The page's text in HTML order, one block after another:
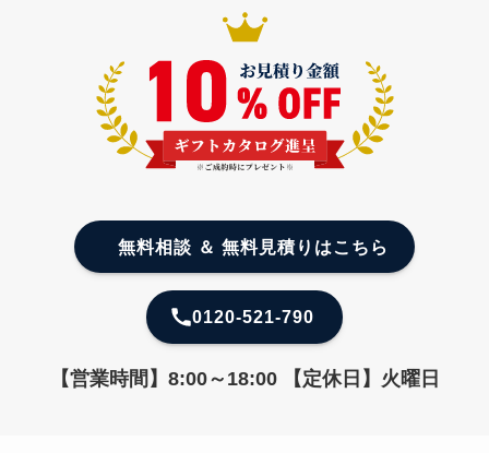
無料相談 ＆ 無料見積りはこちら
0120-521-790
【営業時間】8:00～18:00 【定休日】火曜日